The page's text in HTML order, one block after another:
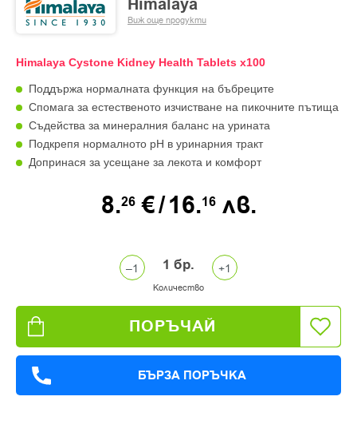
Himalaya
Виж още продукти
Himalaya Cystone Kidney Health Tablets x100
Поддържа нормалната функция на бъбреците
Спомага за естественото изчистване на пикочните пътища
Съдействa за минералния баланс на урината
Подкрепя нормалното pH в уринарния тракт
Допринася за усещане за лекота и комфорт
8.26 €/16.16 лв.
1 бр.
Количество
ПОРЪЧАЙ
БЪРЗА ПОРЪЧКА